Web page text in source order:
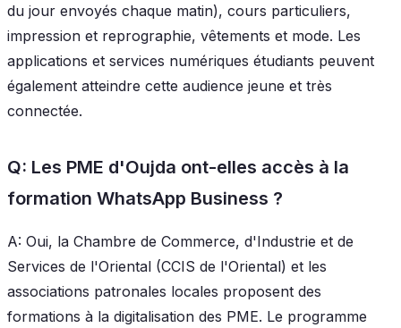
du jour envoyés chaque matin), cours particuliers,
impression et reprographie, vêtements et mode. Les
applications et services numériques étudiants peuvent
également atteindre cette audience jeune et très
connectée.
Q: Les PME d'Oujda ont-elles accès à la
formation WhatsApp Business ?
A: Oui, la Chambre de Commerce, d'Industrie et de
Services de l'Oriental (CCIS de l'Oriental) et les
associations patronales locales proposent des
formations à la digitalisation des PME. Le programme